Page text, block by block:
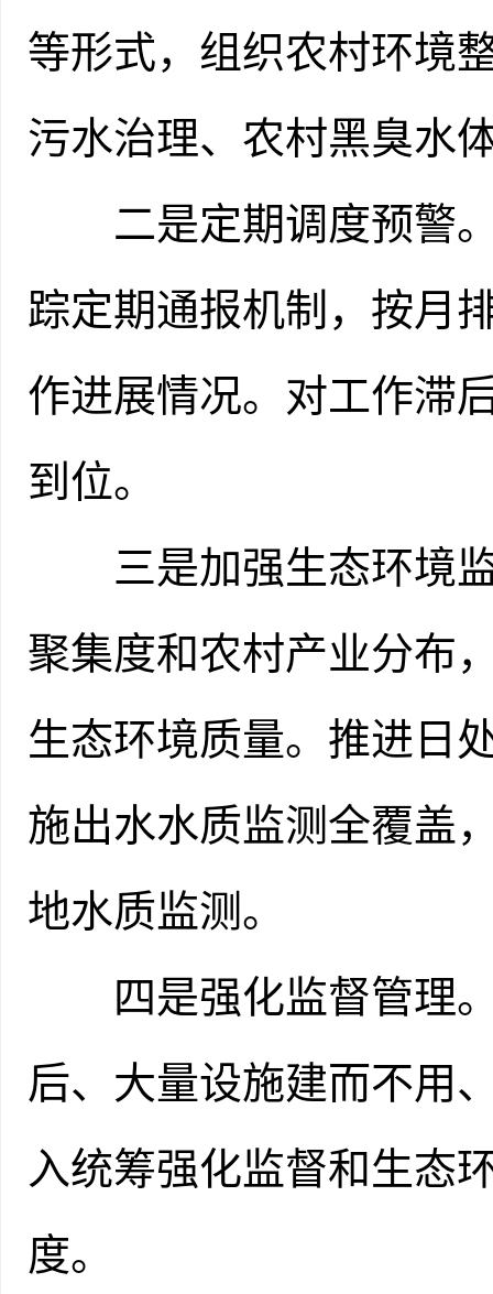
等形式，组织农村环境
污水治理、农村黑臭水
二是定期调度预警。
踪定期通报机制，按月
作进展情况。对工作滞
到位。
三是加强生态环境监
聚集度和农村产业分布
生态环境质量。推进日
施出水水质监测全覆盖
地水质监测。
四是强化监督管理。
后、大量设施建而不用
入统筹强化监督和生态
度。